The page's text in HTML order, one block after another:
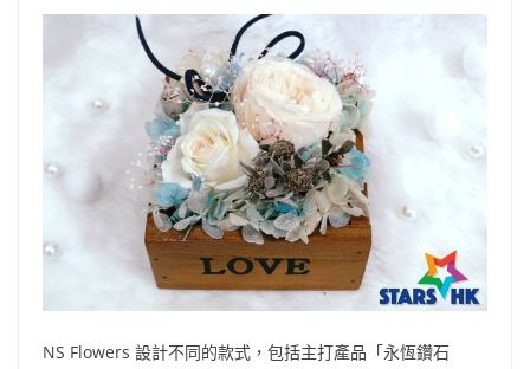
NS Flowers 設計不同的款式，包括主打產品「永恆鑽石